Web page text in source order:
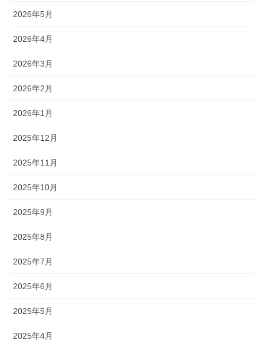
2026年5月
2026年4月
2026年3月
2026年2月
2026年1月
2025年12月
2025年11月
2025年10月
2025年9月
2025年8月
2025年7月
2025年6月
2025年5月
2025年4月